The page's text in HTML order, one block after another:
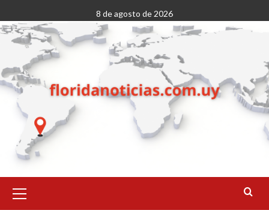
al
contenido
8 de agosto de 2026
primario